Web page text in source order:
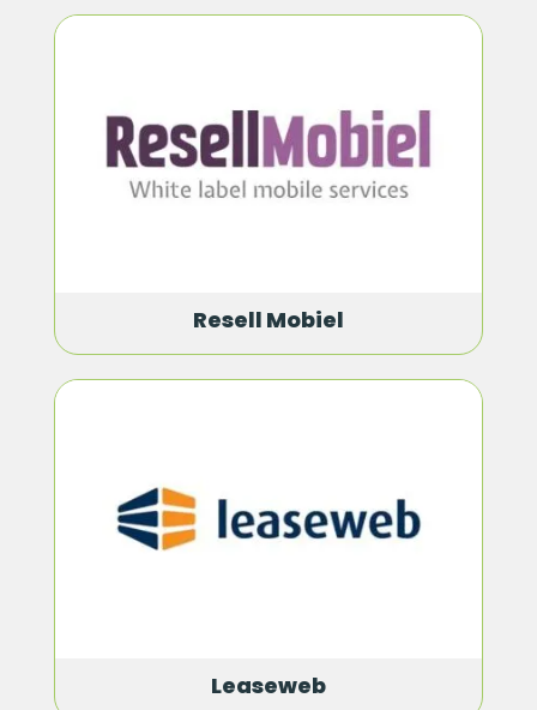
Resell Mobiel
Leaseweb